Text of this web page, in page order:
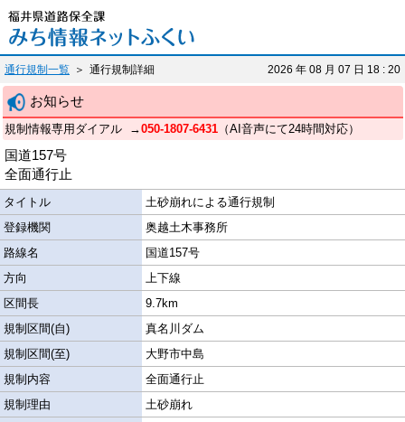
通行規制一覧 通行規制詳細 2026 年 08 月 07 日 18 : 20
お知らせ
規制情報専用ダイアル  →050-1807-6431 （AI音声にて24時間対応）
国道157号
全面通行止
タイトル
土砂崩れによる通行規制
登録機関
奥越土木事務所
路線名
国道157号
方向
上下線
区間長
9.7km
規制区間(自)
真名川ダム
規制区間(至)
大野市中島
規制内容
全面通行止
規制理由
土砂崩れ